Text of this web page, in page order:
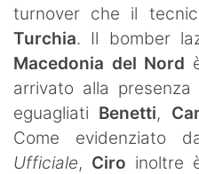
turnover che il
Turchia. Il bomber
Macedonia del Nord
arrivato alla presenza
eguagliati Benetti,
Come evidenziato
Ufficiale, Ciro inoltre